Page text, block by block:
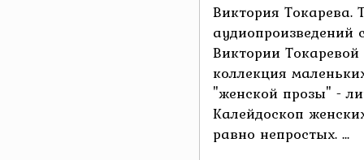
Виктория Токарева.
аудиопроизведений
Виктории
коллекция
"женской прозы" -
Калейдоскоп
равно непростых. ...